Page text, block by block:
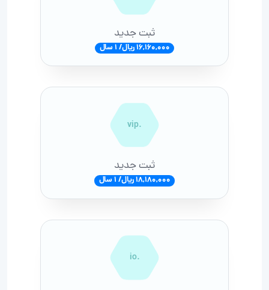
ثبت جدید
16,160,000 ریال/ 1 سال
.vip
ثبت جدید
18,180,000 ریال/ 1 سال
.io